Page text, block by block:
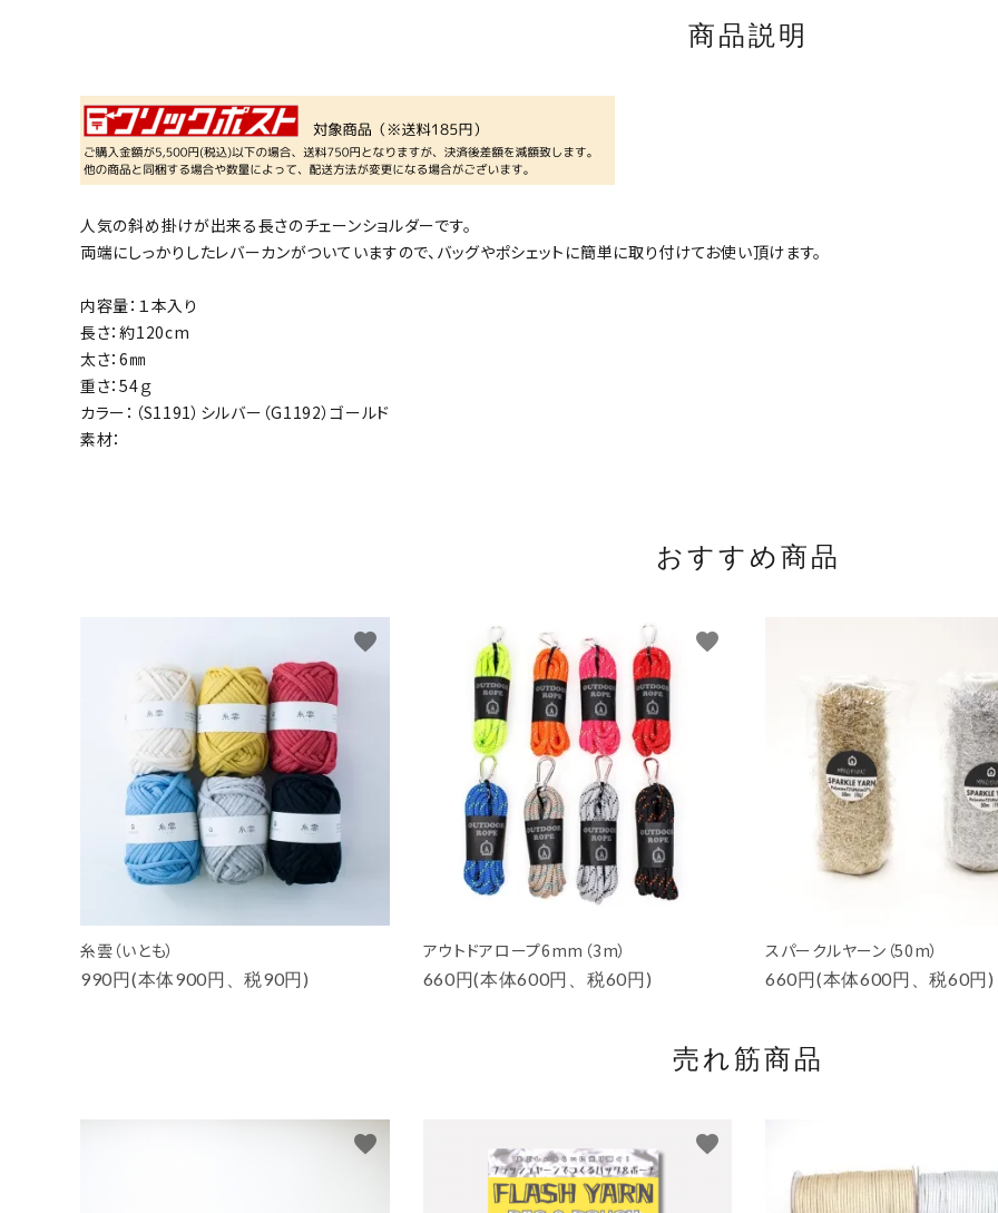
商品説明
人気の斜め掛けが出来る長さのチェーンショルダーです。
両端にしっかりしたレバーカンがついていますので、バッグやポシェットに簡単に取り付けてお使い頂けます。
内容量：１本入り
長さ：約120cm
太さ：6㎜
重さ：54ｇ
カラー：（S1191）シルバー（G1192）ゴールド
素材：
おすすめ商品
糸雲（いとも）
990円(本体900円、税90円)
favorite
アウトドアロープ6mm（3m）
660円(本体600円、税60円)
favorite
スパークルヤーン（50m）
660円(本体600円、税60円)
売れ筋商品
favorite favorite